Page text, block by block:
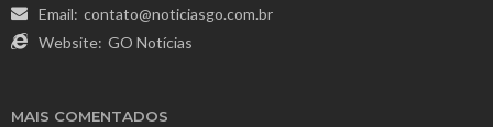
Email: contato@noticiasgo.com.br
Website: GO Notícias
MAIS COMENTADOS